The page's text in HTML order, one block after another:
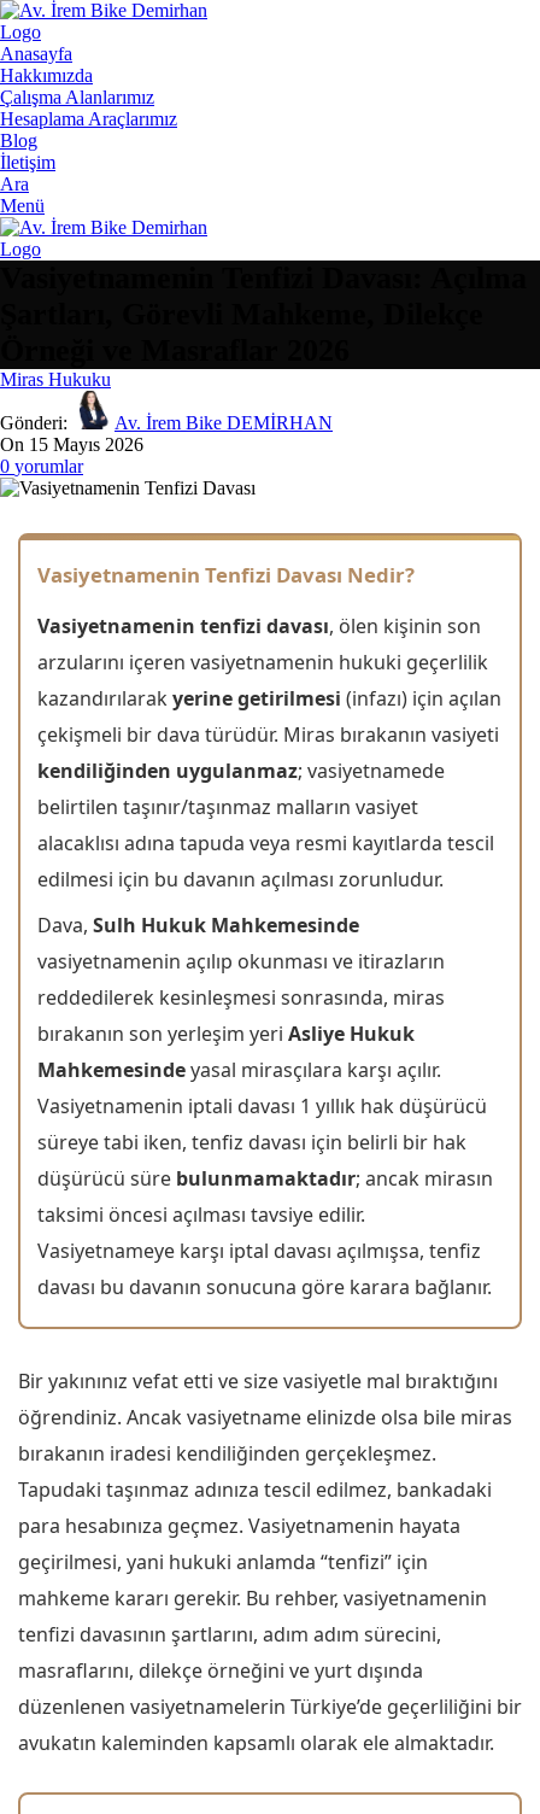
Anasayfa
Hakkımızda
Çalışma Alanlarımız
Hesaplama Araçlarımız
Blog
İletişim
Ara
Menü
Miras Hukuku
Gönderi:
Av. İrem Bike DEMİRHAN
On 15 Mayıs 2026
0 yorumlar
Vasiyetnamenin Tenfizi Davası Nedir?
Vasiyetnamenin tenfizi davası, ölen kişinin son
arzularını içeren vasiyetnamenin hukuki geçerlilik
kazandırılarakyerine getirilmesi (infazı) için açılan
çekişmeli bir dava türüdür. Miras bırakanın vasiyeti
kendiliğinden uygulanmaz; vasiyetnamede
belirtilen taşınır/taşınmaz malların vasiyet
alacaklısı adına tapuda veya resmi kayıtlarda tescil
edilmesi için bu davanın açılması zorunludur.
Dava, Sulh Hukuk Mahkemesinde
vasiyetnamenin açılıp okunması ve itirazların
reddedilerek kesinleşmesi sonrasında, miras
bırakanın son yerleşim yeri Asliye Hukuk
Mahkemesindeyasal mirasçılara karşı açılır.
Vasiyetnamenin iptali davası 1 yıllık hak düşürücü
süreye tabi iken, tenfiz davası için belirli bir hak
düşürücü süre bulunmamaktadır; ancak mirasın
taksimi öncesi açılması tavsiye edilir.
Vasiyetnameye karşı iptal davası açılmışsa, tenfiz
davası bu davanın sonucuna göre karara bağlanır.
Bir yakınınız vefat etti ve size vasiyetle mal bıraktığını
öğrendiniz. Ancak vasiyetname elinizde olsa bile miras
bırakanın iradesi kendiliğinden gerçekleşmez.
Tapudaki taşınmaz adınıza tescil edilmez, bankadaki
para hesabınıza geçmez. Vasiyetnamenin hayata
geçirilmesi, yani hukuki anlamda “tenfizi” için
mahkeme kararı gerekir. Bu rehber, vasiyetnamenin
tenfizi davasının şartlarını, adım adım sürecini,
masraflarını, dilekçe örneğini ve yurt dışında
düzenlenen vasiyetnamelerin Türkiye’de geçerliliğini bir
avukatın kaleminden kapsamlı olarak ele almaktadır.